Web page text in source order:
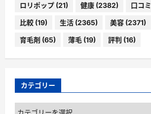
ロリポップ (21) 健康 (2382) 口コミ
比較 (19) 生活 (2365) 美容 (2371)
育毛剤 (65) 薄毛 (19) 評判 (16)
カテゴリー
カ